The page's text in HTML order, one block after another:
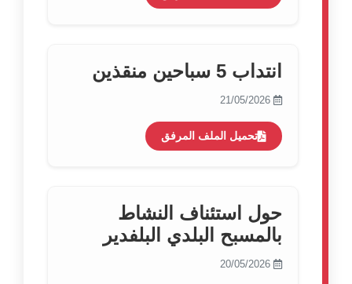
انتداب 5 سباحين منقذين
تحميل الملف المرفق
حول استئناف النشاط
بالمسبح البلدي البلفدير